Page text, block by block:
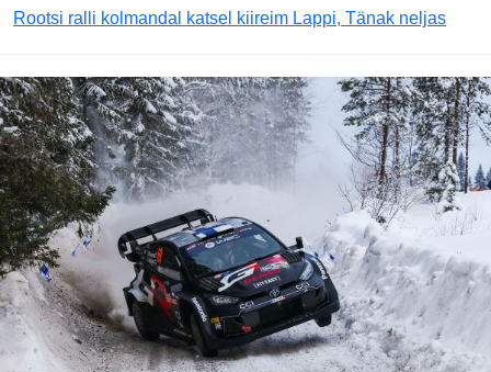
Rootsi ralli kolmandal katsel kiireim Lappi, Tänak neljas